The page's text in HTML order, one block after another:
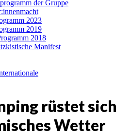
der Gruppe
2023
2019
2018
Manifest
rüstet sich
Wetter